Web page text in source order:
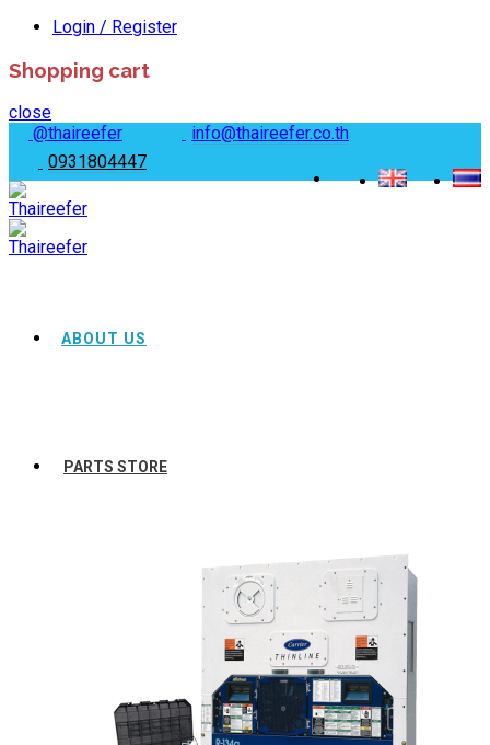
Login / Register
Shopping cart
close
@thaireefer
info@thaireefer.co.th
0931804447
ABOUT US
PARTS STORE